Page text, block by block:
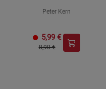
Peter Kern
5,99 €
8,90 €